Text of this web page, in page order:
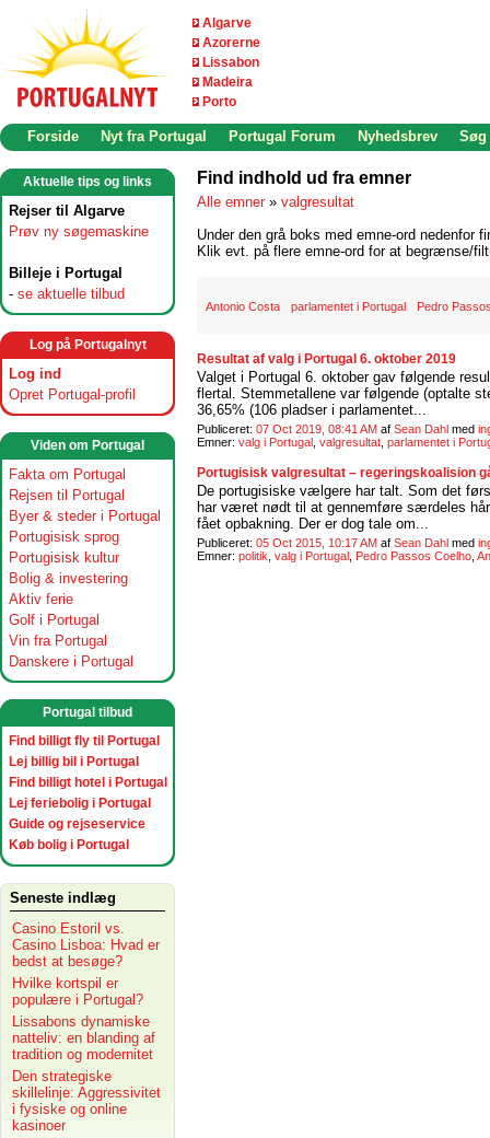
Algarve
Azorerne
Lissabon
Madeira
Porto
Forside Nyt fra Portugal Portugal Forum Nyhedsbrev Søg
Aktuelle tips og links
Rejser til Algarve
Prøv ny søgemaskine
Billeje i Portugal
- se aktuelle tilbud
Log på Portugalnyt
Log ind
Opret Portugal-profil
Viden om Portugal
Fakta om Portugal
Rejsen til Portugal
Byer & steder i Portugal
Portugisisk sprog
Portugisisk kultur
Bolig & investering
Aktiv ferie
Golf i Portugal
Vin fra Portugal
Danskere i Portugal
Portugal tilbud
Find billigt fly til Portugal
Lej billig bil i Portugal
Find billigt hotel i Portugal
Lej feriebolig i Portugal
Guide og rejseservice
Køb bolig i Portugal
Seneste indlæg
Casino Estoril vs.
Casino Lisboa: Hvad er
bedst at besøge?
Hvilke kortspil er
populære i Portugal?
Lissabons dynamiske
natteliv: en blanding af
tradition og modernitet
Den strategiske
skillelinje: Aggressivitet
i fysiske og online
kasinoer
Find indhold ud fra emner
Alle emner » valgresultat
Under den grå boks med emne-ord nedenfor
Klik evt. på flere emne-ord for at begrænse/
Antonio Costa parlamentet i Portugal Pedro
Resultat af valg i Portugal 6. oktober 2019
Valget i Portugal 6. oktober gav følgende
flertal. Stemmetallene var følgende (optalte
36,65% (106 pladser i parlamentet...
Publiceret: 07 Oct 2019, 08:41 AM af Sean Dahl med
Emner: valg i Portugal valgresultat parlamentet i
Portugisisk valgresultat – regeringskoalision
De portugisiske vælgere har talt. Som det
har været nødt til at gennemføre særdeles
fået opbakning. Der er dog tale om...
Publiceret: 05 Oct 2015, 10:17 AM af Sean Dahl med
Emner: politik valg i Portugal Pedro Passos Coelho